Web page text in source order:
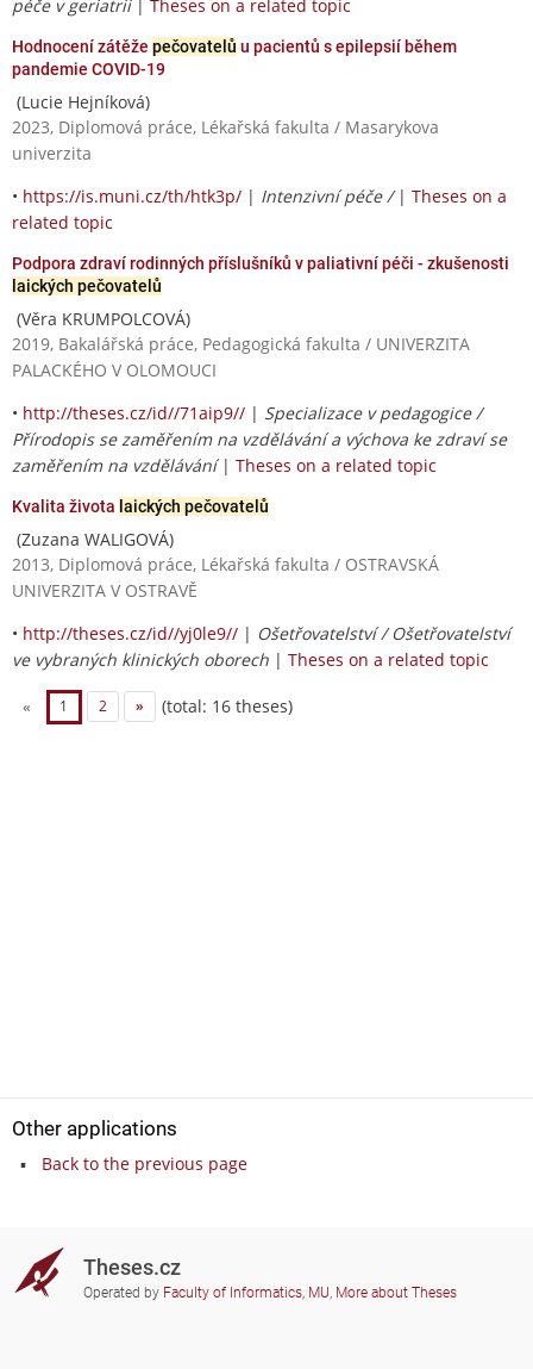
péče v geriatrii| Theses on a related topic
Hodnocení zátěže pečovatelů u pacientů s epilepsií během
pandemie COVID-19
(Lucie Hejníková)
2023, Diplomová práce, Lékařská fakulta / Masarykova
univerzita
• https://is.muni.cz/th/htk3p/ | Intenzivní péče / | Theses on a
related topic
Podpora zdraví rodinných příslušníků v paliativní péči - zkušenosti
laických pečovatelů
(Věra KRUMPOLCOVÁ)
2019, Bakalářská práce, Pedagogická fakulta / UNIVERZITA
PALACKÉHO V OLOMOUCI
• http://theses.cz/id//71aip9// | Specializace v pedagogice /
Přírodopis se zaměřením na vzdělávání a výchova ke zdraví se
zaměřením na vzdělávání| Theses on a related topic
Kvalita života laických pečovatelů
(Zuzana WALIGOVÁ)
2013, Diplomová práce, Lékařská fakulta / OSTRAVSKÁ
UNIVERZITA V OSTRAVĚ
• http://theses.cz/id//yj0le9// | Ošetřovatelství / Ošetřovatelství
ve vybraných klinických oborech | Theses on a related topic
« 1 2 » (total: 16 theses)
Other applications
Back to the previous page
Theses.cz
Operated by Faculty of Informatics, MU, More about Theses